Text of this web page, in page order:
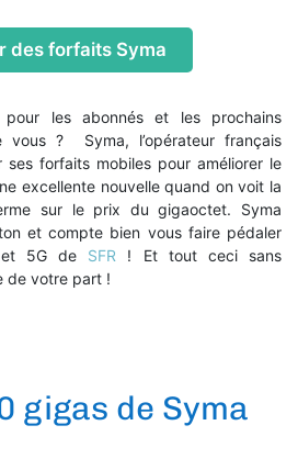
des forfaits Syma
pour les abonnés et les prochains
vous ? Syma, l’opérateur français
ses forfaits mobiles pour améliorer le
excellente nouvelle quand on voit la
sur le prix du gigaoctet. Syma
et compte bien vous faire pédaler
et 5G de SFR ! Et tout ceci sans
de votre part !
gigas de Syma